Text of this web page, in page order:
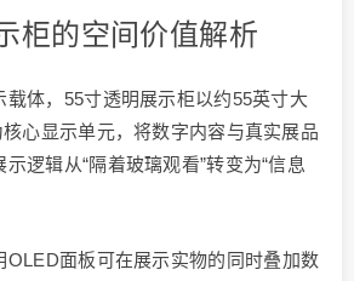
柜的空间价值解析
载体，55寸透明展示柜以约55英寸大
心显示单元，将数字内容与真实展品
逻辑从“隔着玻璃观看”转变为“信息
OLED面板可在展示实物的同时叠加数